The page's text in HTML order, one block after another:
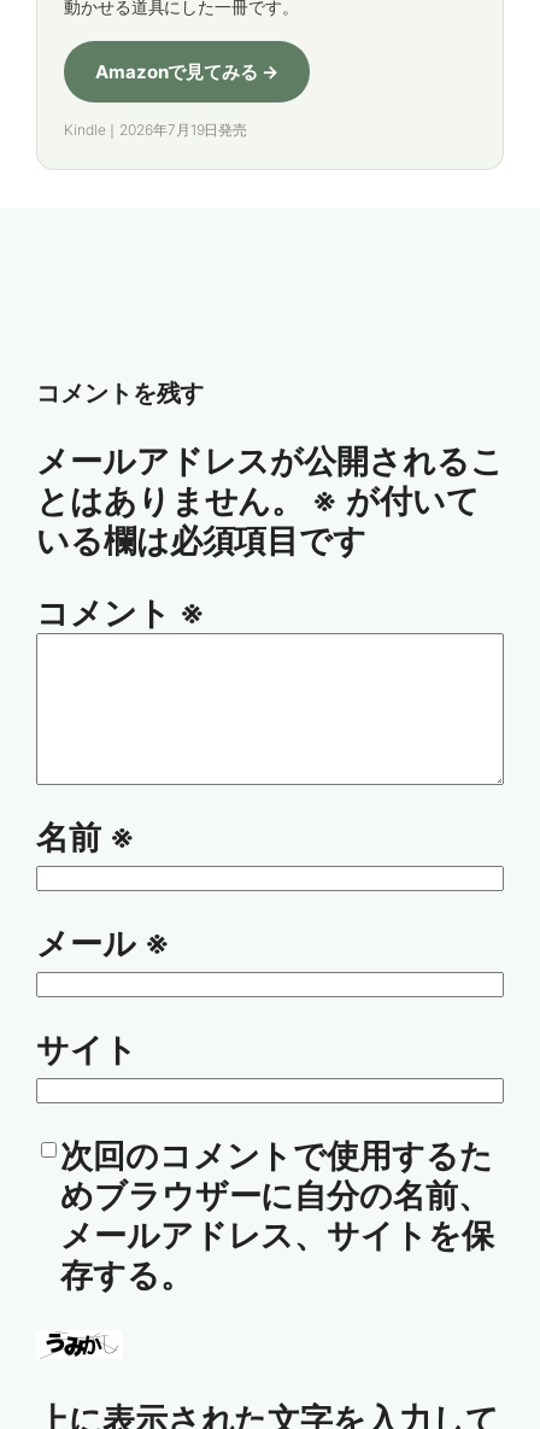
動かせる道具にした一冊です。
Amazonで見てみる →
Kindle｜2026年7月19日発売
コメントを残す
メールアドレスが公開されるこ
とはありません。
※ が付いて
いる欄は必須項目です
コメント ※
名前 ※
メール ※
サイト
次回のコメントで使用するた
めブラウザーに自分の名前、
メールアドレス、サイトを保
存する。
上に表示された文字を入力して